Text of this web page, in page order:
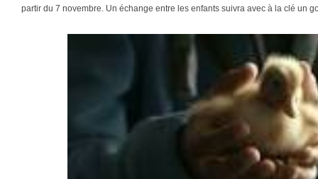
partir du 7 novembre. Un échange entre les enfants suivra avec à la clé un